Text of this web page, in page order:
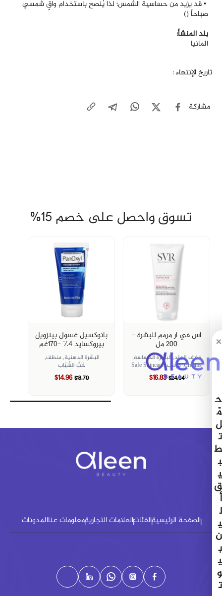
• قد يزيد من حساسية الشمس؛ لذا يُنصح باستخدام واقٍ شمسي
صباحاً ()
بلد المنشأ:
المانيا
تاريخ الإنتهاء :
مشاركة
تسوق واحصل على خصم 15%
بانوكسيل غسول بينزويل
بيروكسايد ٤٪؜ -١٧٠غم
البشرة الدهنية,منظف,
حَبُّ الشّبَاب
$18.70
$14.96
اس في ار مرمم للبشرة -
200 مل
جفاف الجلد, البشرة الحساسة,
Creams, مرطب,Safe Skincare
$24.04
$16.83
الصفحة الرئيسيةالفئاتالعلامات التجاريةمعلومات عناالمدونات
×
ح
مّ
ل
ت
ط
ب
ي
ق
أ
ل
ي
ن
ب
ي
و
ت